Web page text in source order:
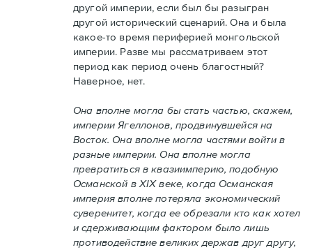
другой империи, если был бы разыгран
другой исторический сценарий. Она и была
какое-то время периферией монгольской
империи. Разве мы рассматриваем этот
период как период очень благостный?
Наверное, нет.
Она вполне могла бы стать частью, скажем,
империи Ягеллонов, продвинувшейся на
Восток. Она вполне могла частями войти в
разные империи. Она вполне могла
превратиться в квазиимперию, подобную
Османской в XIX веке, когда Османская
империя вполне потеряла экономический
суверенитет, когда ее обрезали кто как хотел
и сдерживающим фактором было лишь
противодействие великих держав друг другу,